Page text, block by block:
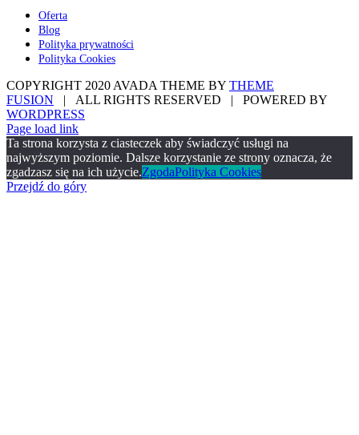
Oferta
Blog
Polityka prywatności
Polityka Cookies
COPYRIGHT 2020 AVADA THEME BY THEME
FUSION | ALL RIGHTS RESERVED | POWERED BY
WORDPRESS
Page load link
Ta strona korzysta z ciasteczek aby świadczyć usługi na
najwyższym poziomie. Dalsze korzystanie ze strony oznacza, że
zgadzasz się na ich użycie.ZgodaPolityka Cookies
Przejdź do góry